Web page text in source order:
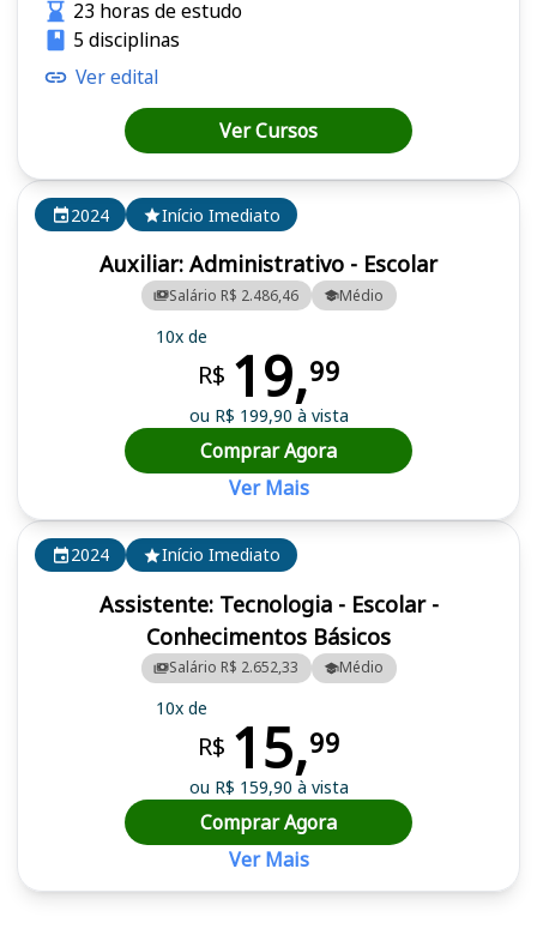
2024 Início Imediato
Assistente: Tecnologia - Escolar -
Conhecimentos Básicos
Salário R$ 2.652,33 Médio
10x de
R$ 15,99
ou R$ 159,90 à vista
Comprar Agora
Ver Mais
2024 Início Imediato
Auxiliar: Administrativo - Escolar
Salário R$ 2.486,46 Médio
10x de
R$ 19,99
ou R$ 199,90 à vista
Comprar Agora
Ver Mais
23 horas de estudo
5 disciplinas
Ver edital
Ver Cursos